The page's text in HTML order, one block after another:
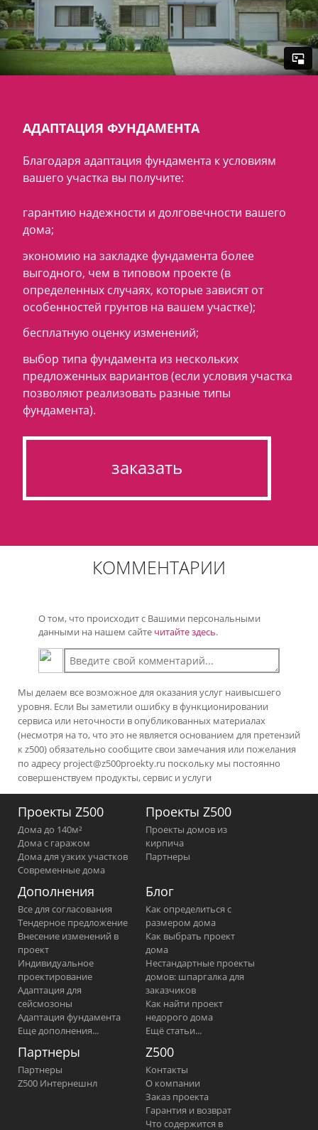
АДАПТАЦИЯ ФУНДАМЕНТА
Благодаря адаптация фундамента к условиям
вашего участка вы получите:
гарантию надежности и долговечности вашего
дома;
экономию на закладке фундамента более
выгодного, чем в типовом проекте (в
определенных случаях, которые зависят от
особенностей грунтов на вашем участке);
бесплатную оценку изменений;
выбор типа фундамента из нескольких
предложенных вариантов (если условия участка
позволяют реализовать разные типы
фундамента).
заказать
КОММЕНТАРИИ
О том, что происходит с Вашими персональными
данными на нашем сайте читайте здесь.
Мы делаем все возможное для оказания услуг наивысшего
уровня. Если Вы заметили ошибку в функционировании
сервиса или неточности в опубликованных материалах
(несмотря на то, что это не является основанием для претензий
к z500) обязательно сообщите свои замечания или пожелания
по адресу project@z500proekty.ru поскольку мы постоянно
совершенствуем продукты, сервис и услуги
Проекты Z500
Дома до 140м²
Дома с гаражом
Дома для узких участков
Современные дома
Проекты Z500
Проекты домов из
кирпича
Партнеры
Дополнения
Все для согласования
Тендерное предложение
Внесение изменений в
проект
Индивидуальное
проектирование
Адаптация для
сейсмозоны
Адаптация фундамента
Еще дополнения...
Блог
Как определиться с
размером дома
Как выбрать проект
дома
Нестандартные проекты
домов: шпаргалка для
заказчиков
Как найти проект
недорого дома
Ещё статьи...
Партнеры
Партнеры
Z500 Интернешнл
Z500
Контакты
О компании
Заказ проекта
Гарантия и возврат
Что содержится в